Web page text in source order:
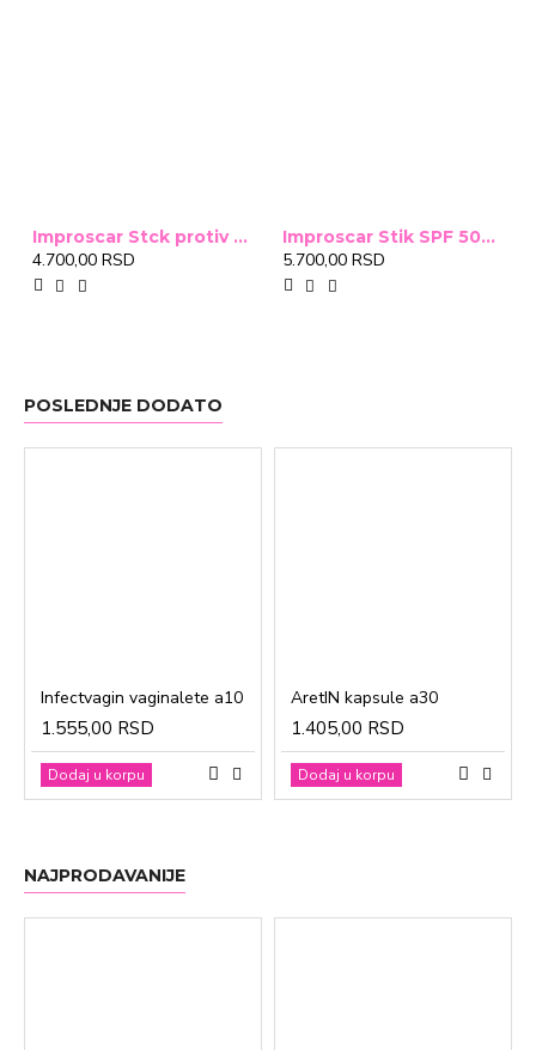
Improscar Stck protiv ožiljaka 4,6g
4.700,00 RSD
Improscar Stik SPF 50+ Conceal 6,9g (tonirani)
5.700,00 RSD
POSLEDNJE DODATO
Infectvagin vaginalete a10
1.555,00 RSD
Dodaj u korpu
AretIN kapsule a30
1.405,00 RSD
Dodaj u korpu
NAJPRODAVANIJE